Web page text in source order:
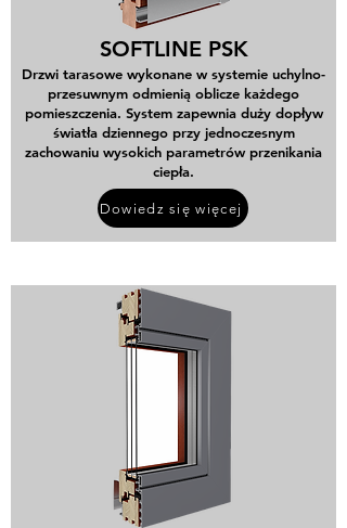
SOFTLINE PSK
Drzwi tarasowe wykonane w systemie uchylno-
przesuwnym odmienią oblicze każdego
pomieszczenia. System zapewnia duży dopływ
światła dziennego przy jednoczesnym
zachowaniu wysokich parametrów przenikania
ciepła.
Dowiedz się więcej